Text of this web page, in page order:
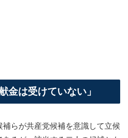
金は受けていない」
らが共産党候補を意識して立候